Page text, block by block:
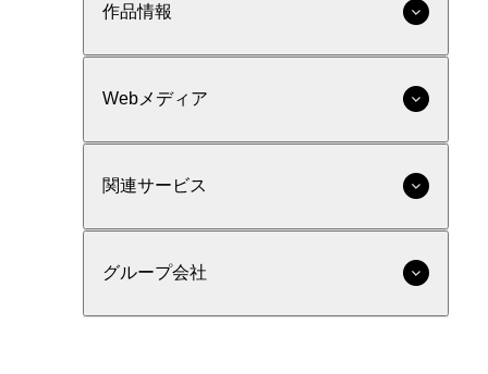
作品情報
Webメディア
関連サービス
グループ会社